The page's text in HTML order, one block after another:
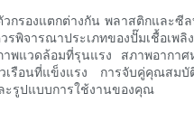
กรองแตกต่างกัน พลาสติกและซี
จารณาประเภทของปั๊มเชื้อเพลิ
แวดล้อมที่รุนแรง สภาพอากา
อนที่แข็งแรง การจับคู่คุณสมบัติ
ะรูปแบบการใช้งานของคุณ